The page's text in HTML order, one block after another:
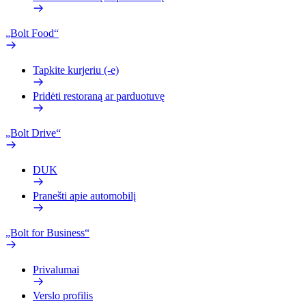
„Bolt Food“
Tapkite kurjeriu (-e)
Pridėti restoraną ar parduotuvę
„Bolt Drive“
DUK
Pranešti apie automobilį
„Bolt for Business“
Privalumai
Verslo profilis